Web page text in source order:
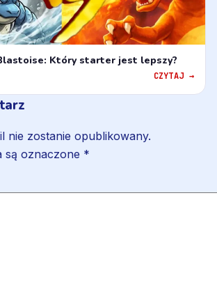
Który starter jest lepszy?
CZYTAJ →
nie zostanie opublikowany.
są oznaczone *